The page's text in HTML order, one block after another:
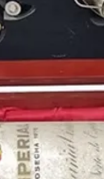
Pegamoides, que
sigue sonando a día
fue un gran
el jugador de
afroamericanaAlicia
ex-jugador del FC
estadounidense
Puedes encontrar
1980
y otros años
nuestro blog: https://